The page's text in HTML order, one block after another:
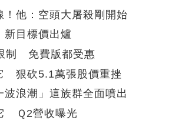
！他：空頭大屠殺剛開始
目標價出爐
制 免費版都受惠
狠砍5.1萬張股價重挫
波浪潮」這族群全面噴出
Ｑ2營收曝光